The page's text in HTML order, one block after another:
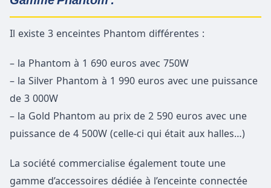
Il existe 3 enceintes Phantom différentes :
– la Phantom à 1 690 euros avec 750W
– la Silver Phantom à 1 990 euros avec une puissance
de 3 000W
– la Gold Phantom au prix de 2 590 euros avec une
puissance de 4 500W (celle-ci qui était aux halles…)
La société commercialise également toute une
gamme d’accessoires dédiée à l’enceinte connectée